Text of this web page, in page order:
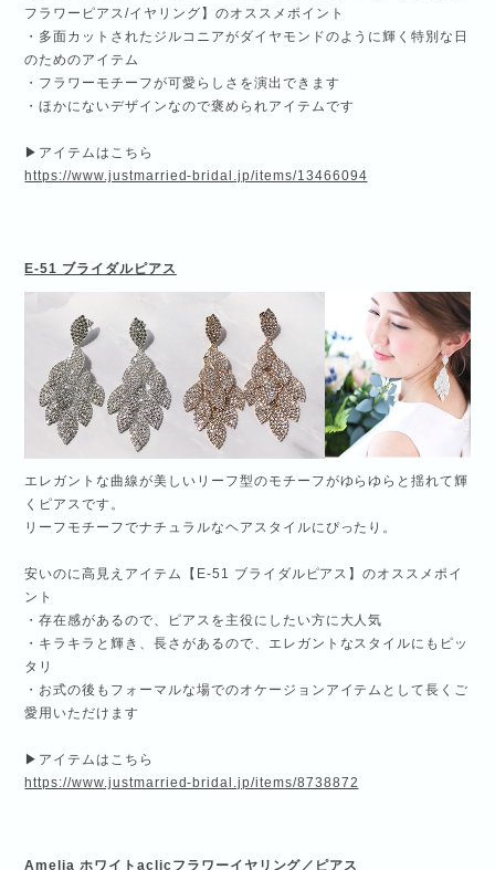
フラワーピアス/イヤリング】のオススメポイント
・多面カットされたジルコニアがダイヤモンドのように輝く特別な日
のためのアイテム
・フラワーモチーフが可愛らしさを演出できます
・ほかにないデザインなので褒められアイテムです
▶アイテムはこちら
https://www.justmarried-bridal.jp/items/13466094
E-51 ブライダルピアス
エレガントな曲線が美しいリーフ型のモチーフがゆらゆらと揺れて輝
くピアスです。
リーフモチーフでナチュラルなヘアスタイルにぴったり。
安いのに高見えアイテム【E-51 ブライダルピアス】のオススメポイ
ント
・存在感があるので、ピアスを主役にしたい方に大人気
・キラキラと輝き、長さがあるので、エレガントなスタイルにもピッ
タリ
・お式の後もフォーマルな場でのオケージョンアイテムとして長くご
愛用いただけます
▶アイテムはこちら
https://www.justmarried-bridal.jp/items/8738872
Ameliaホワイト aclicフラワーイヤリング／ピアス